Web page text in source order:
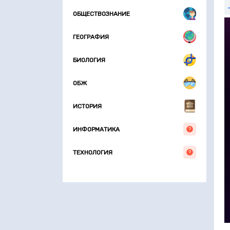
ОБЩЕСТВОЗНАНИЕ
ГЕОГРАФИЯ
БИОЛОГИЯ
ОБЖ
ИСТОРИЯ
ИНФОРМАТИКА
ТЕХНОЛОГИЯ